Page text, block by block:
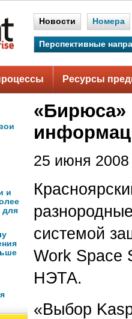
Новости Номера
Перспективные
Ресурсы
и
для
«Бирюса»
25 июня 2008
системой
Work Space
НЭТА.
«Выбор